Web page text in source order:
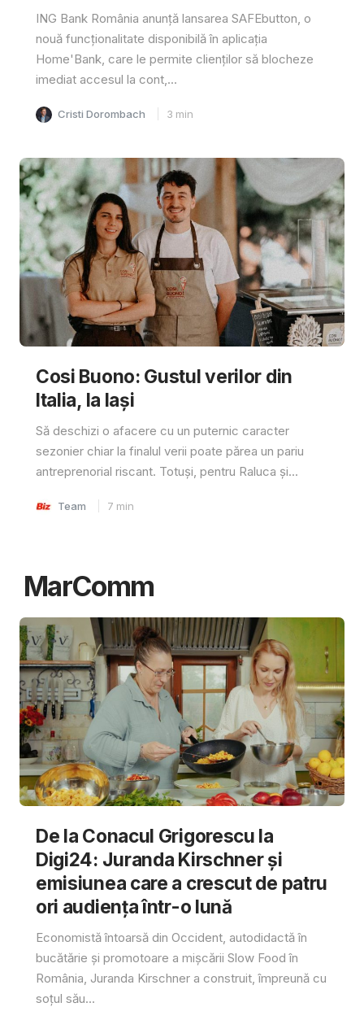
ING Bank România anunță lansarea SAFEbutton, o
nouă funcționalitate disponibilă în aplicația
Home'Bank, care le permite clienților să blocheze
imediat accesul la cont,...
Cristi Dorombach 3 min
Cosi Buono: Gustul verilor din
Italia, la Iași
Să deschizi o afacere cu un puternic caracter
sezonier chiar la finalul verii poate părea un pariu
antreprenorial riscant. Totuși, pentru Raluca și...
Team 7 min
MarComm
De la Conacul Grigorescu la
Digi24: Juranda Kirschner și
emisiunea care a crescut de patru
ori audiența într-o lună
Economistă întoarsă din Occident, autodidactă în
bucătărie și promotoare a mișcării Slow Food în
România, Juranda Kirschner a construit, împreună cu
soțul său...